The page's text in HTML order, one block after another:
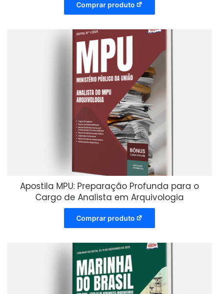
Comprar produto
Apostila MPU: Preparação Profunda para o
Cargo de Analista em Arquivologia
Comprar produto